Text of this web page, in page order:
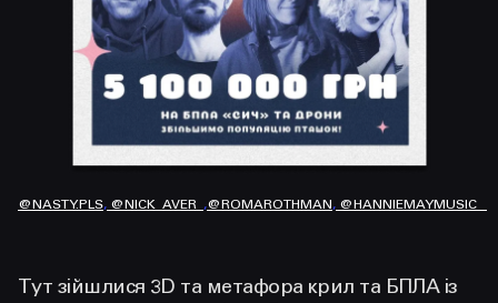
@NASTY.PLS, @NICK_AVER_ ,@ROMAROTHMAN , @HANNIEMAYMUSIC
Тут зійшлися 3D та метафора крил та БПЛА із